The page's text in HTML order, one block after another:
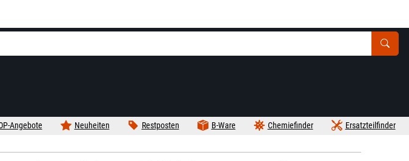
Ersatzteilfinder
Chemiefinder
B-Ware
Restposten
Neuheiten
Angebote